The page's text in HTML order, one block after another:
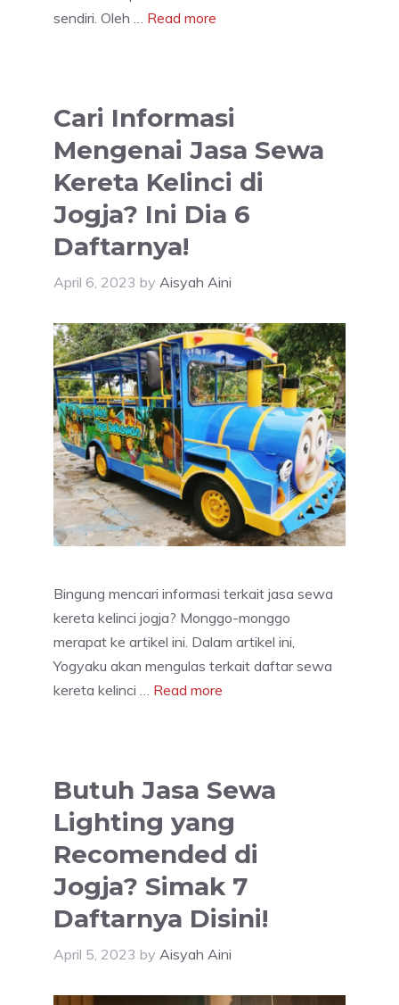
sendiri. Oleh … Read more
Cari Informasi
Mengenai Jasa Sewa
Kereta Kelinci di
Jogja? Ini Dia 6
Daftarnya!
April 6, 2023 by Aisyah Aini
Bingung mencari informasi terkait jasa sewa
kereta kelinci jogja? Monggo-monggo
merapat ke artikel ini. Dalam artikel ini,
Yogyaku akan mengulas terkait daftar sewa
kereta kelinci … Read more
Butuh Jasa Sewa
Lighting yang
Recomended di
Jogja? Simak 7
Daftarnya Disini!
April 5, 2023 by Aisyah Aini